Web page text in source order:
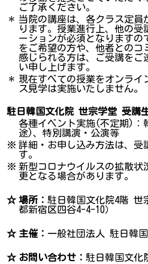
ご了承ください。
＊ 当院の講座は、各クラス定員
ります。授業進行上、他の受
ーションが必須となりますの
をご希望の方や、他者とのコ
感じられる方は、ご受講をご
い申し上げます。
＊ 現在すべての授業をオンライ
ス見学は実施いたしません。
駐日韓国文化院 世宗学堂 受講
各種イベント実施(不定期)：
途)、特別講演・公演等
※ 詳細・お申し込み方法は、受
す。
※ 新型コロナウイルスの拡散状
更となる場合があります。
☆ 場所： 駐日韓国文化院4階 世
都新宿区四谷4-4-10）
☆ 主催： 一般社団法人 駐日韓
☆ お問い合わせ： 駐日韓国文